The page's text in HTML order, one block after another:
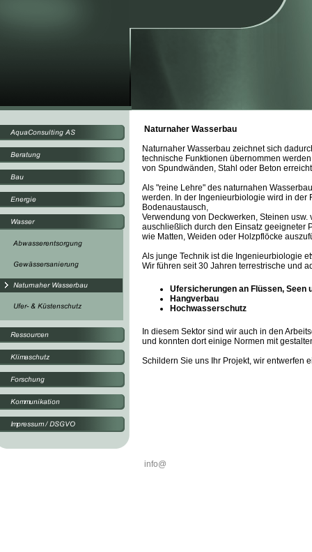
Naturnaher Wasserbau
Naturnaher Wasserbau zeichnet sich
technische Funktionen übernommen
von Spundwänden, Stahl oder Beton
Als "reine Lehre" des naturnahen
werden. In der Ingenieurbiologie wird in
Bodenaustausch,
Verwendung von Deckwerken, Steinen
auschließlich durch den Einsatz geeigneter
wie Matten, Weiden oder Holzpflöcke
Als junge Technik ist die Ingenieurbiologie
Wir führen seit 30 Jahren terrestrische und
Ufersicherungen an Flüssen, Seen
Hangverbau
Hochwasserschutz
In diesem Sektor sind wir auch in den
und konnten dort einige Normen mit
Schildern Sie uns Ihr Projekt, wir entwerfen
info@